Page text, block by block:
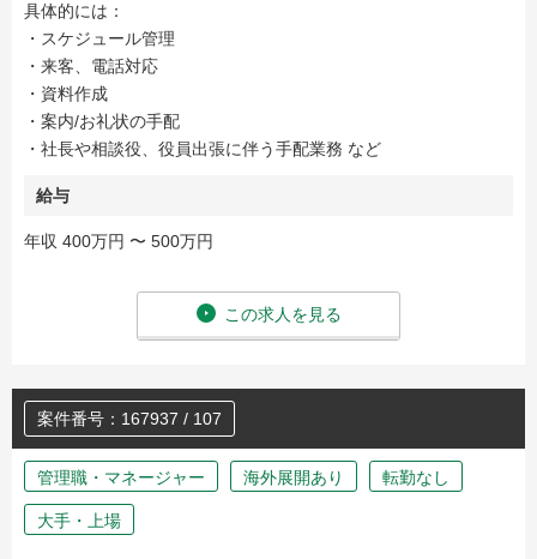
具体的には：
・スケジュール管理
・来客、電話対応
・資料作成
・案内/お礼状の手配
・社長や相談役、役員出張に伴う手配業務 など
給与
年収 400万円 〜 500万円
この求人を見る
案件番号：167937 / 107
管理職・マネージャー 海外展開あり 転勤なし
大手・上場